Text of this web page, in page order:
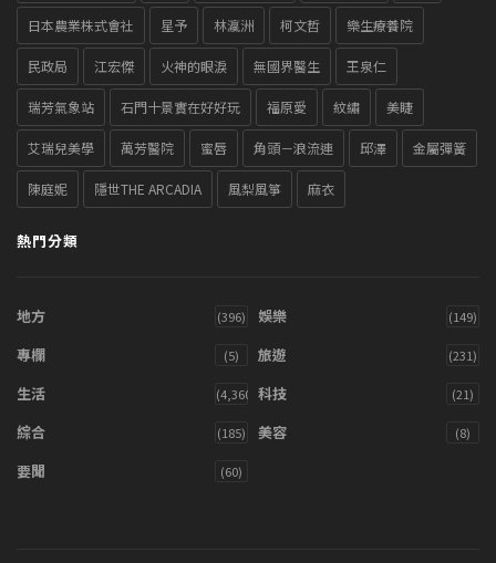
日本農業株式會社 星予 林瀛洲 柯文哲 樂生療養院
民政局 江宏傑 火神的眼淚 無國界醫生 王泉仁
瑞芳氣象站 石門十景實在好好玩 福原愛 紋繡 美睫
艾瑞兒美學 萬芳醫院 蜜唇 角頭－浪流連 邱澤 金屬彈簧
陳庭妮 隱世THE ARCADIA 風梨風箏 麻衣
熱門分類
地方 (396) 娛樂 (149)
專欄 (5) 旅遊 (231)
生活 (4,360) 科技 (21)
綜合 (185) 美容 (8)
要聞 (60)